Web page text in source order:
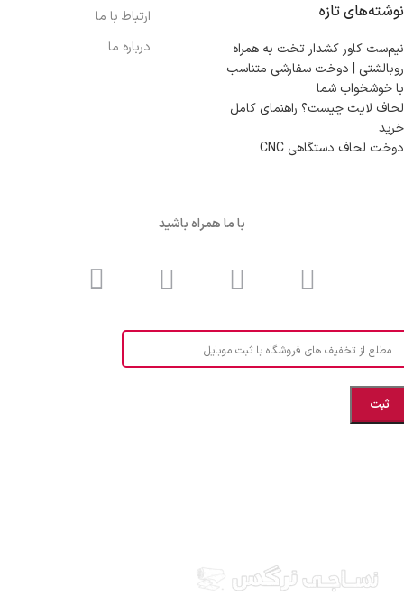
نوشته‌های تازه
نیم‌ست کاور کشدار تخت به همراه
روبالشتی | دوخت سفارشی متناسب
با خوشخواب شما
لحاف لایت چیست؟ راهنمای کامل
خرید
دوخت لحاف دستگاهی CNC
ارتباط با ما
درباره ما
با ما همراه باشید
مطلع از تخفیف های فروشگاه با ثبت موبایل